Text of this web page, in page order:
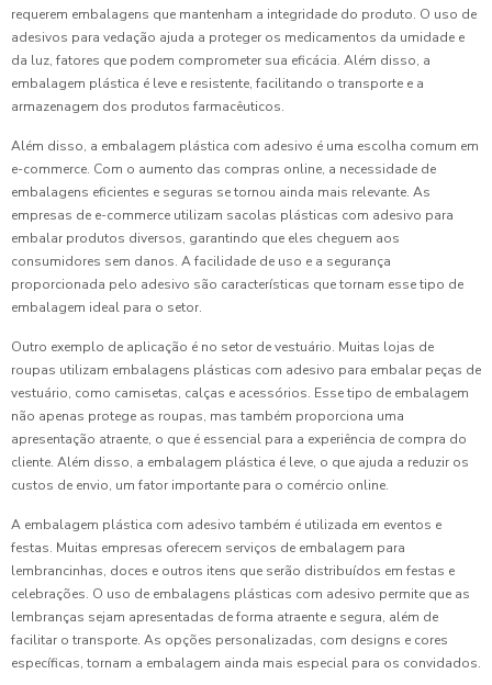
requerem embalagens que mantenham a integridade do produto. O uso de
adesivos para vedação ajuda a proteger os medicamentos da umidade e
da luz, fatores que podem comprometer sua eficácia. Além disso, a
embalagem plástica é leve e resistente, facilitando o transporte e a
armazenagem dos produtos farmacêuticos.
Além disso, a embalagem plástica com adesivo é uma escolha comum em
e-commerce. Com o aumento das compras online, a necessidade de
embalagens eficientes e seguras se tornou ainda mais relevante. As
empresas de e-commerce utilizam sacolas plásticas com adesivo para
embalar produtos diversos, garantindo que eles cheguem aos
consumidores sem danos. A facilidade de uso e a segurança
proporcionada pelo adesivo são características que tornam esse tipo de
embalagem ideal para o setor.
Outro exemplo de aplicação é no setor de vestuário. Muitas lojas de
roupas utilizam embalagens plásticas com adesivo para embalar peças de
vestuário, como camisetas, calças e acessórios. Esse tipo de embalagem
não apenas protege as roupas, mas também proporciona uma
apresentação atraente, o que é essencial para a experiência de compra do
cliente. Além disso, a embalagem plástica é leve, o que ajuda a reduzir os
custos de envio, um fator importante para o comércio online.
A embalagem plástica com adesivo também é utilizada em eventos e
festas. Muitas empresas oferecem serviços de embalagem para
lembrancinhas, doces e outros itens que serão distribuídos em festas e
celebrações. O uso de embalagens plásticas com adesivo permite que as
lembranças sejam apresentadas de forma atraente e segura, além de
facilitar o transporte. As opções personalizadas, com designs e cores
específicas, tornam a embalagem ainda mais especial para os convidados.